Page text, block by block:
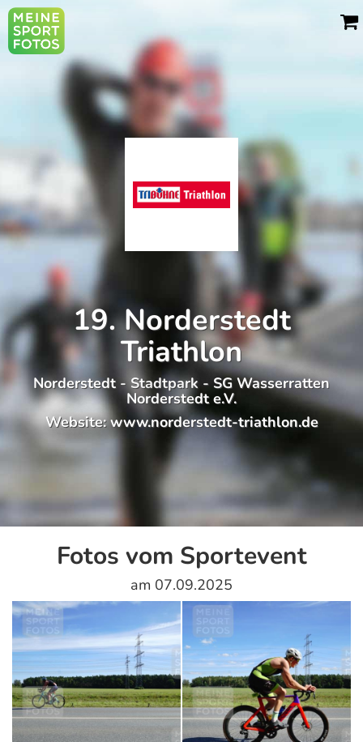
19. Norderstedt
Triathlon
Norderstedt - Stadtpark - SG Wasserratten
Norderstedt e.V.
Website:www.norderstedt-triathlon.de
Fotos vom Sportevent
am 07.09.2025